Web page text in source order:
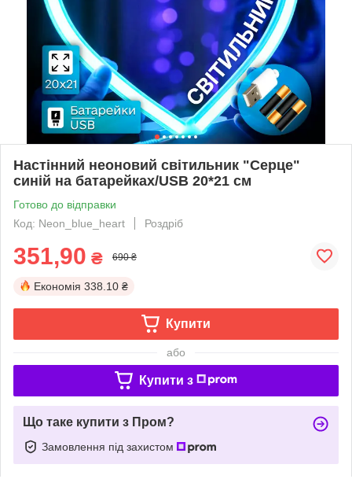
Настінний неоновий світильник "Серце"
синій на батарейках/USB 20*21 см
Готово до відправки
Код: Neon_blue_heart
Роздріб
351,90 ₴ 690 ₴
Економія 338.10 ₴
Купити
або
Купити з
Що таке купити з Пром?
Замовлення під захистом